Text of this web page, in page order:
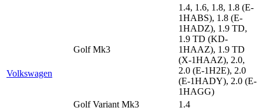
Volkswagen
Golf Mk3
1.4, 1.6, 1.8, 1.8 (E-
1HABS), 1.8 (E-
1HADZ), 1.9 TD,
1.9 TD (KD-
1HAAZ), 1.9 TD
(X-1HAAZ), 2.0,
2.0 (E-1H2E), 2.0
(E-1HADY), 2.0 (E-
1HAGG)
Golf Variant Mk3
1.4